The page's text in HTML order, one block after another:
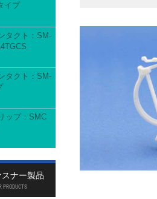
イプ
タクト：SM-
タクト：SM-
ップ：SMC
ナー製品
PRODUCTS